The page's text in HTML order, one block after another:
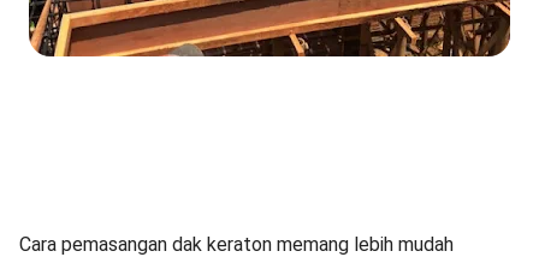
Cara pemasangan dak keraton memang lebih mudah